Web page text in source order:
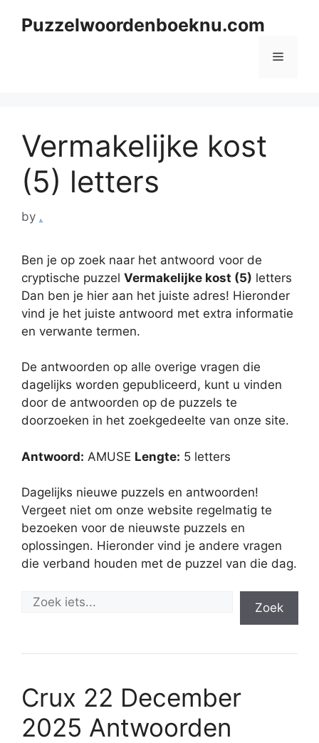
Puzzelwoordenboeknu.com
Menu
Vermakelijke kost
(5) letters
by .
Ben je op zoek naar het antwoord voor de
cryptische puzzel Vermakelijke kost (5) letters
Dan ben je hier aan het juiste adres! Hieronder
vind je het juiste antwoord met extra informatie
en verwante termen.
De antwoorden op alle overige vragen die
dagelijks worden gepubliceerd, kunt u vinden
door de antwoorden op de puzzels te
doorzoeken in het zoekgedeelte van onze site.
Antwoord: AMUSE Lengte: 5 letters
Dagelijks nieuwe puzzels en antwoorden!
Vergeet niet om onze website regelmatig te
bezoeken voor de nieuwste puzzels en
oplossingen. Hieronder vind je andere vragen
die verband houden met de puzzel van die dag.
Zoek
Crux 22 December
2025 Antwoorden